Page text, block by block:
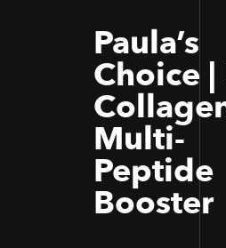
Paula’s
Choice |
Multi-
Peptide
Booster